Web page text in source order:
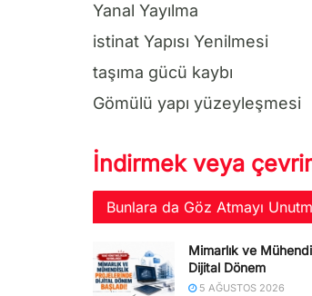
Yanal Yayılma
istinat Yapısı Yenilmesi
taşıma gücü kaybı
Gömülü yapı yüzeyleşmesi
İndirmek veya
Bunlara da Göz Atmayı
Mimarlık ve
Dijital Dönem
5 AĞUSTOS 2026